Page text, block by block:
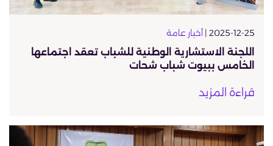
2025-12-25 | أخبار عامة
اللجنة الاستشارية الوطنية للشباب تعقد اجتماعها
الخامس ببيوت شباب شحات
قراءة المزيد